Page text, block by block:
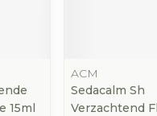
15ml
ACM
Sedacalm Sh
Verzachtend